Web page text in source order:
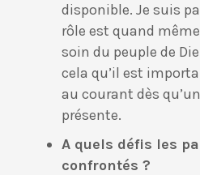
disponible. Je suis
rôle est quand
soin du peuple de
cela qu’il est
au courant dès
présente.
A quels défis les
confrontés ?